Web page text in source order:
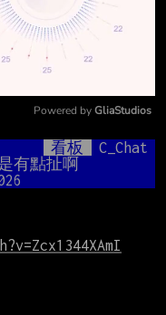
Mute
Powered by GliaStudios
看板
C_Chat
有點扯啊